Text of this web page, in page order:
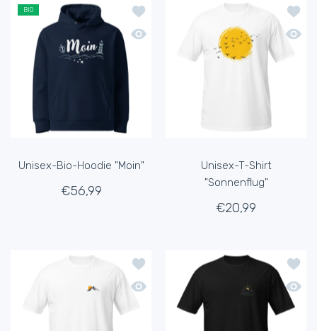
BIO
Zur Wunschliste hinzufügen Unisex-
Schnellansicht Unisex-Bio-Hoodie
Unisex-Bio-Hoodie "Moin"
€56,99
Zur
Unisex-T-Shirt
"Sonnenflug"
€20,99
Zur Wunschliste hinzufügen Unisex-
Schnellansicht Unisex-T-Shirt "Rising
Zur